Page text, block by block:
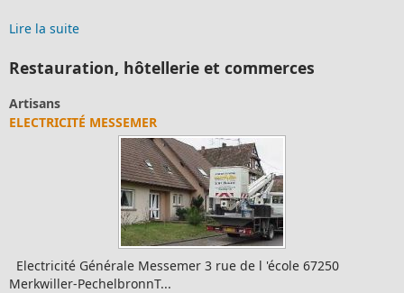
Lire la suite
Restauration, hôtellerie et commerces
Artisans
ELECTRICITÉ MESSEMER
Electricité Générale Messemer 3 rue de l 'école 67250
Merkwiller-PechelbronnT...